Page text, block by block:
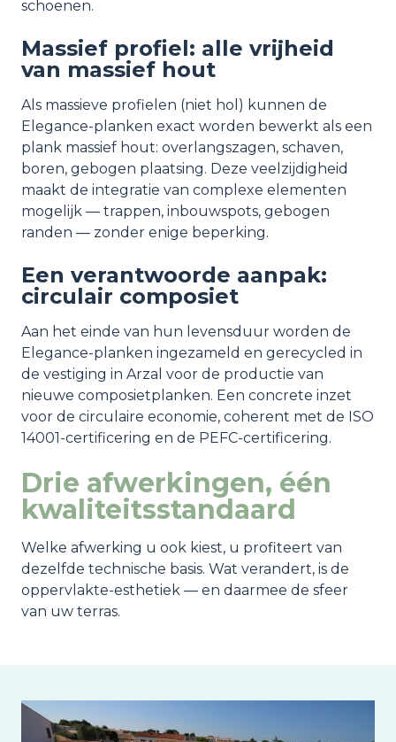
schoenen.
Massief profiel: alle vrijheid
van massief hout
Als massieve profielen (niet hol) kunnen de
Elegance-planken exact worden bewerkt als een
plank massief hout: overlangszagen, schaven,
boren, gebogen plaatsing. Deze veelzijdigheid
maakt de integratie van complexe elementen
mogelijk — trappen, inbouwspots, gebogen
randen — zonder enige beperking.
Een verantwoorde aanpak:
circulair composiet
Aan het einde van hun levensduur worden de
Elegance-planken ingezameld en gerecycled in
de vestiging in Arzal voor de productie van
nieuwe composietplanken. Een concrete inzet
voor de circulaire economie, coherent met de ISO
14001-certificering en de PEFC-certificering.
Drie afwerkingen, één
kwaliteitsstandaard
Welke afwerking u ook kiest, u profiteert van
dezelfde technische basis. Wat verandert, is de
oppervlakte-esthetiek — en daarmee de sfeer
van uw terras.
Image